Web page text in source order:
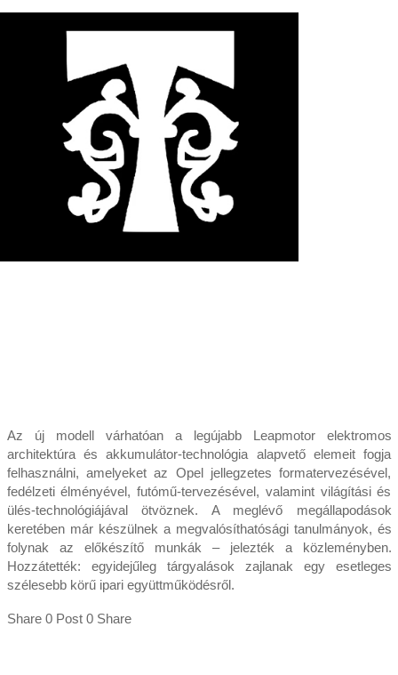
Az új modell várhatóan a legújabb Leapmotor elektromos
architektúra és akkumulátor-technológia alapvető elemeit fogja
felhasználni, amelyeket az Opel jellegzetes formatervezésével,
fedélzeti élményével, futómű-tervezésével, valamint világítási és
ülés-technológiájával ötvöznek. A meglévő megállapodások
keretében már készülnek a megvalósíthatósági tanulmányok, és
folynak az előkészítő munkák – jelezték a közleményben.
Hozzátették: egyidejűleg tárgyalások zajlanak egy esetleges
szélesebb körű ipari együttműködésről.
Share 0 Post 0 Share